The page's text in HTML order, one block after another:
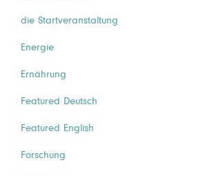
die Startveranstaltung
Energie
Ernährung
Featured Deutsch
Featured English
Forschung